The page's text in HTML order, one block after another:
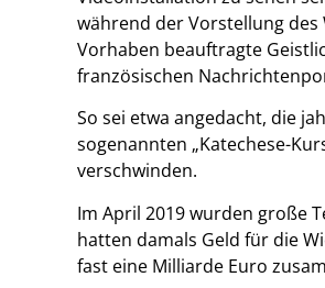
während der Vorstellung
Vorhaben beauftragte
französischen
So sei etwa angedacht, die
sogenannten „Katechese-
verschwinden.
Im April 2019 wurden große
hatten damals Geld für die
fast eine Milliarde Euro